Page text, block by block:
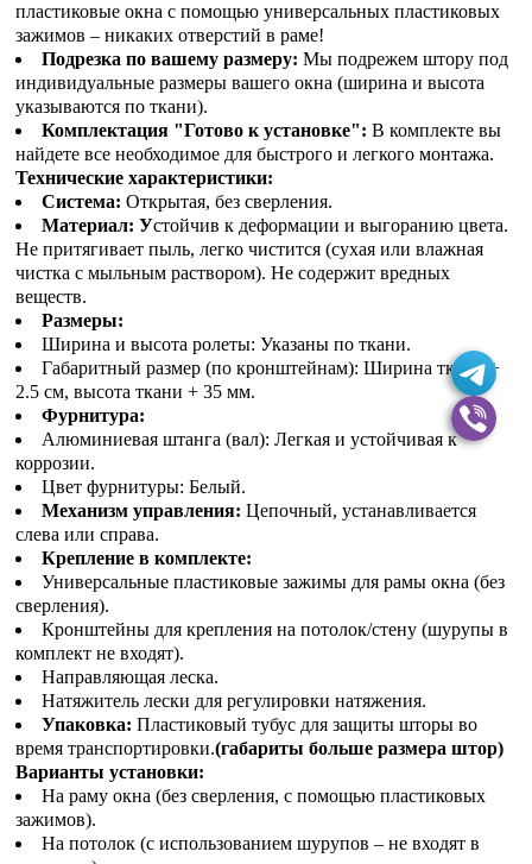
пластиковые окна с помощью универсальных пластиковых
зажимов – никаких отверстий в раме!
Подрезка по вашему размеру: Мы подрежем штору под
индивидуальные размеры вашего окна (ширина и высота
указываются по ткани).
Комплектация "Готово к установке": В комплекте вы
найдете все необходимое для быстрого и легкого монтажа.
Технические характеристики:
Система: Открытая, без сверления.
Материал: Устойчив к деформации и выгоранию цвета.
Не притягивает пыль, легко чистится (сухая или влажная
чистка с мыльным раствором). Не содержит вредных
веществ.
Размеры:
Ширина и высота ролеты: Указаны по ткани.
Габаритный размер (по кронштейнам): Ширина ткани +
2.5 см, высота ткани + 35 мм.
Фурнитура:
Алюминиевая штанга (вал): Легкая и устойчивая к
коррозии.
Цвет фурнитуры: Белый.
Механизм управления: Цепочный, устанавливается
слева или справа.
Крепление в комплекте:
Универсальные пластиковые зажимы для рамы окна (без
сверления).
Кронштейны для крепления на потолок/стену (шурупы в
комплект не входят).
Направляющая леска.
Натяжитель лески для регулировки натяжения.
Упаковка: Пластиковый тубус для защиты шторы во
время транспортировки.(габариты больше размера штор)
Варианты установки:
На раму окна (без сверления, с помощью пластиковых
зажимов).
На потолок (с использованием шурупов – не входят в